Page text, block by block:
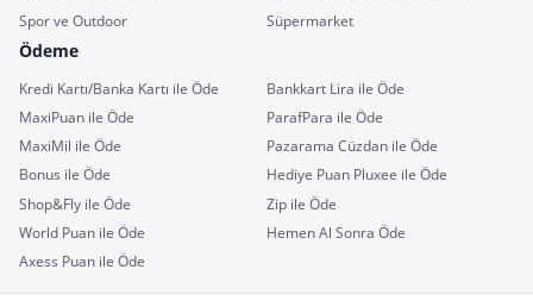
Spor ve Outdoor
Süpermarket
Ödeme
Kredi Kartı/Banka Kartı ile Öde
Bankkart Lira ile Öde
MaxiPuan ile Öde
ParafPara ile Öde
MaxiMil ile Öde
Pazarama Cüzdan ile Öde
Bonus ile Öde
Hediye Puan Pluxee ile Öde
Shop&Fly ile Öde
Zip ile Öde
World Puan ile Öde
Hemen Al Sonra Öde
Axess Puan ile Öde